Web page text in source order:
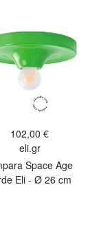
102,00 €
eli.gr
Space Age
Eli - Ø 26 cm